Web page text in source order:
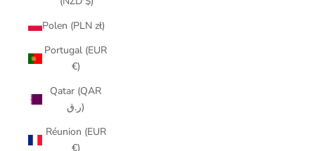
Polen (PLN zł)
Portugal (EUR
€)
Qatar (QAR
ر.ق)
Réunion (EUR
€)